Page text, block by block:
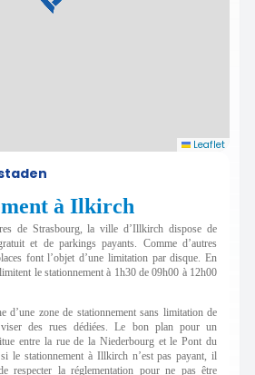
Leaflet
à Ilkirch
de Strasbourg, la ville d’Illkirch dispose de
et de parkings payants. Comme d’autres
font l’objet d’une limitation par disque. En
le stationnement à 1h30 de 09h00 à 12h00
d’une zone de stationnement sans limitation de
des rues dédiées. Le bon plan pour un
entre la rue de la Niederbourg et le Pont du
le stationnement à Illkirch n’est pas payant, il
respecter la réglementation pour ne pas être